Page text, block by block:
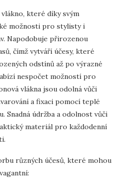
které díky svým
možnosti pro stylisty i
Napodobuje přirozenou
čímž vytváří účesy, které
odstínů až po výrazné
nespočet možností pro
vlákna jsou odolná vůči
a fixaci pomocí teplé
Snadná údržba a odolnost vůči
materiál pro každodenní
různých účesů, které mohou